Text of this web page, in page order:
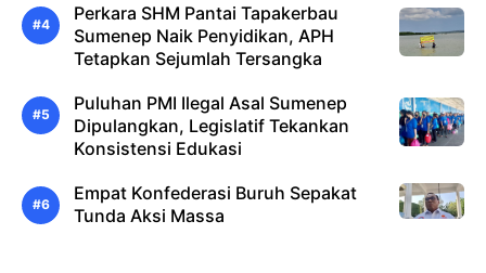
Perkara SHM Pantai Tapakerbau
Sumenep Naik Penyidikan, APH
Tetapkan Sejumlah Tersangka
Puluhan PMI Ilegal Asal Sumenep
Dipulangkan, Legislatif Tekankan
Konsistensi Edukasi
Empat Konfederasi Buruh Sepakat
Tunda Aksi Massa